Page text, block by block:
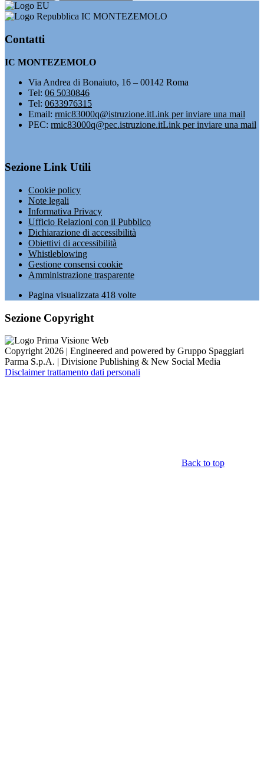
IC MONTEZEMOLO
Contatti
IC MONTEZEMOLO
Via Andrea di Bonaiuto, 16 – 00142 Roma
Tel: 06 5030846
Tel: 0633976315
Email: rmic83000q@istruzione.itLink per inviare una mail
PEC: rmic83000q@pec.istruzione.itLink per inviare una mail
Sezione Link Utili
Cookie policy
Note legali
Informativa Privacy
Ufficio Relazioni con il Pubblico
Dichiarazione di accessibilità
Obiettivi di accessibilità
Whistleblowing
Gestione consensi cookie
Amministrazione trasparente
Pagina visualizzata 418 volte
Sezione Copyright
Copyright 2026 | Engineered and powered by Gruppo Spaggiari
Parma S.p.A. | Divisione Publishing & New Social Media
Disclaimer trattamento dati personali
Back to top